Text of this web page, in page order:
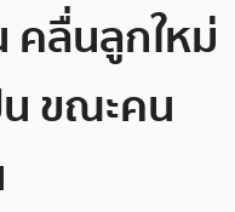
คลื่นลูกใหม่
น ขณะคน